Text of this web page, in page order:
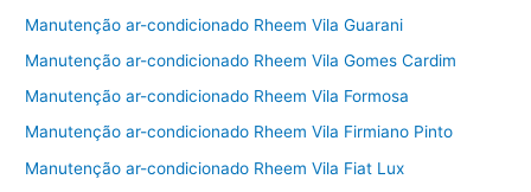
Manutenção ar-condicionado Rheem Vila Guarani
Manutenção ar-condicionado Rheem Vila Gomes Cardim
Manutenção ar-condicionado Rheem Vila Formosa
Manutenção ar-condicionado Rheem Vila Firmiano Pinto
Manutenção ar-condicionado Rheem Vila Fiat Lux